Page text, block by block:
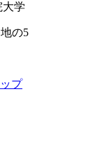
学
の5
プ